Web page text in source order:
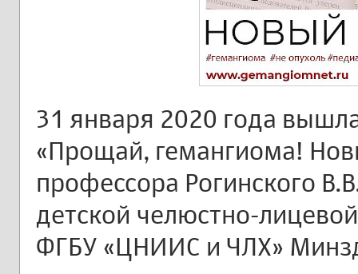
31 января 2020 года
«Прощай, гемангиома!
профессора Рогинского
детской челюстно-
ФГБУ «ЦНИИС и ЧЛХ»